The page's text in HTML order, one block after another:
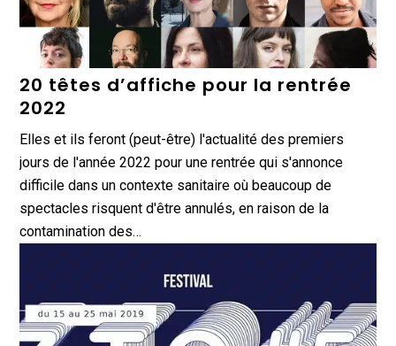
20 têtes d’affiche pour la rentrée
2022
Elles et ils feront (peut-être) l'actualité des premiers
jours de l'année 2022 pour une rentrée qui s'annonce
difficile dans un contexte sanitaire où beaucoup de
spectacles risquent d'être annulés, en raison de la
contamination des…